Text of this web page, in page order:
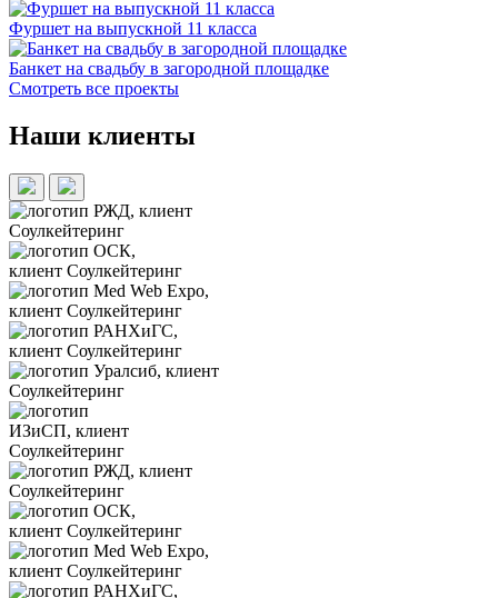
Фуршет на выпускной 11 класса
Банкет на свадьбу в загородной площадке
Смотреть все проекты
Наши клиенты